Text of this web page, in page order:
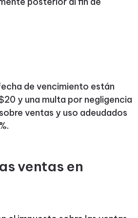
de vencimiento están
y una multa por negligencia
ventas y uso adeudados
ventas en